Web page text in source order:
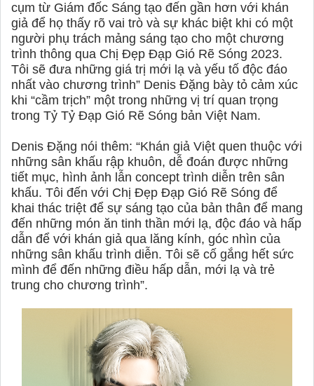
cụm từ Giám đốc Sáng tạo đến gần hơn với khán
giả để họ thấy rõ vai trò và sự khác biệt khi có một
người phụ trách mảng sáng tạo cho một chương
trình thông qua Chị Đẹp Đạp Gió Rẽ Sóng 2023.
Tôi sẽ đưa những giá trị mới lạ và yếu tố độc đáo
nhất vào chương trình” Denis Đặng bày tỏ cảm xúc
khi “cầm trịch” một trong những vị trí quan trọng
trong Tỷ Tỷ Đạp Gió Rẽ Sóng bản Việt Nam.
Denis Đặng nói thêm: “Khán giả Việt quen thuộc với
những sân khấu rập khuôn, dễ đoán được những
tiết mục, hình ảnh lẫn concept trình diễn trên sân
khấu. Tôi đến với Chị Đẹp Đạp Gió Rẽ Sóng để
khai thác triệt để sự sáng tạo của bản thân để mang
đến những món ăn tinh thần mới lạ, độc đáo và hấp
dẫn để với khán giả qua lăng kính, góc nhìn của
những sân khấu trình diễn. Tôi sẽ cố gắng hết sức
mình để đến những điều hấp dẫn, mới lạ và trẻ
trung cho chương trình”.